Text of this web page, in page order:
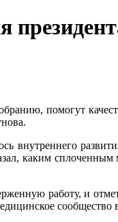
помогут
внутреннего
каким
работу, и